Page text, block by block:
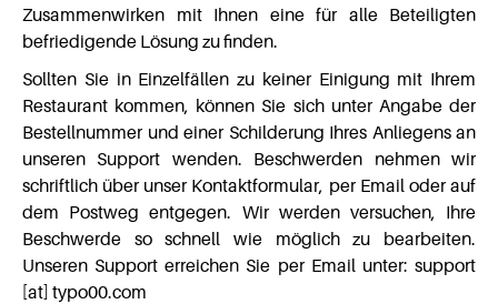
Zusammenwirken mit Ihnen eine für alle Beteiligten
befriedigende Lösung zu finden.
Sollten Sie in Einzelfällen zu keiner Einigung mit Ihrem
Restaurant kommen, können Sie sich unter Angabe der
Bestellnummer und einer Schilderung Ihres Anliegens an
unseren Support wenden. Beschwerden nehmen wir
schriftlich über unser Kontaktformular, per Email oder auf
dem Postweg entgegen. Wir werden versuchen, Ihre
Beschwerde so schnell wie möglich zu bearbeiten.
Unseren Support erreichen Sie per Email unter: support
[at] typo00.com